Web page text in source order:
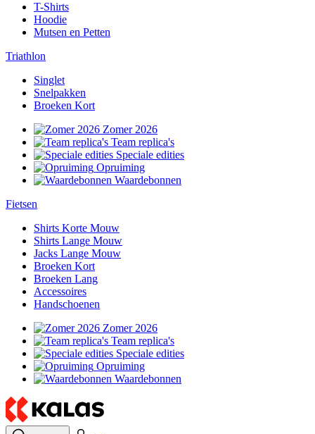
T-Shirts
Hoodie
Mutsen en Petten
Triathlon
Singlet
Snelpakken
Broeken Kort
Zomer 2026
Team replica's
Speciale edities
Opruiming
Waardebonnen
Fietsen
Shirts Korte Mouw
Shirts Lange Mouw
Jacks Lange Mouw
Broeken Kort
Broeken Lang
Accessoires
Handschoenen
Zomer 2026
Team replica's
Speciale edities
Opruiming
Waardebonnen